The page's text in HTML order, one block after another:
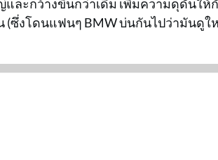
ละกว้างขึ้นกว่าเดิม เพิ่มความดุดันให้
ซึ่งโดนแฟนๆ BMW บ่นกันไปว่ามันดูใ